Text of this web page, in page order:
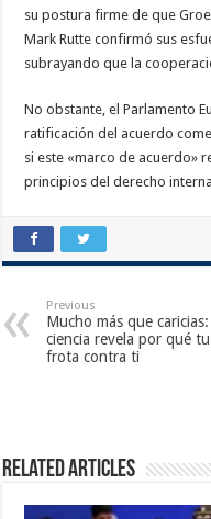
su postura firme de que
Mark Rutte confirmó sus
subrayando que la
No obstante, el Parlamento
ratificación del acuerdo
si este «marco de acuerdo»
principios del derecho
Previous
Mucho más que caricias:
ciencia revela por qué
frota contra ti
Related Articles